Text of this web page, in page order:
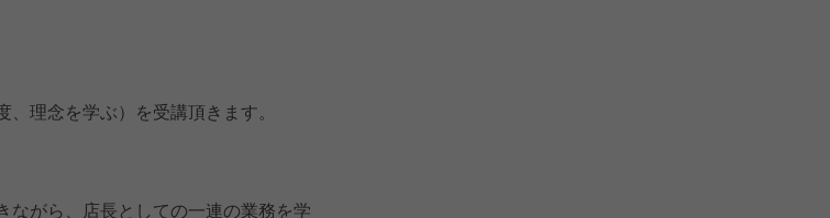
理念を学ぶ）を受講頂きます。
ながら、店長としての一連の業務を学